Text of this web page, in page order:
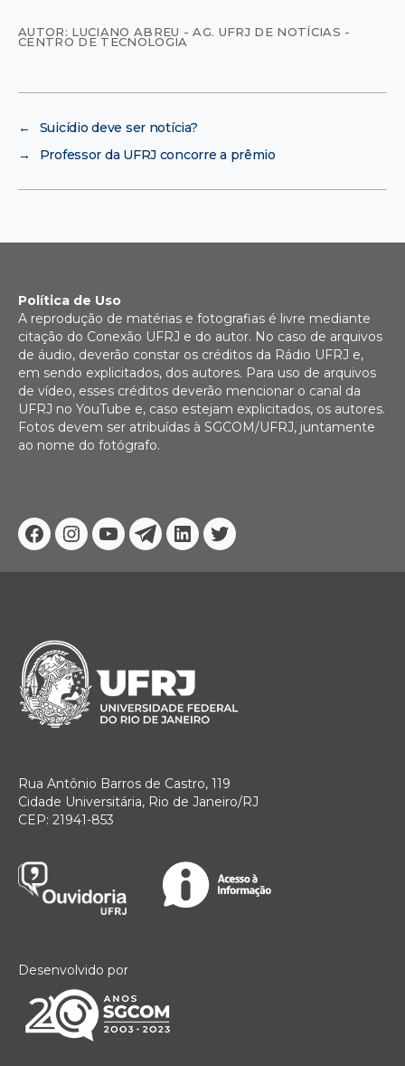
AUTOR: LUCIANO ABREU - AG. UFRJ DE NOTÍCIAS -
CENTRO DE TECNOLOGIA
←
Suicídio deve ser notícia?
→
Professor da UFRJ concorre a prêmio
Facebook
Instagram
YoutubeTelegram
Linkedin
Twitter
Política de Uso
A reprodução de matérias e fotografias é livre mediante
citação do Conexão UFRJ e do autor. No caso de arquivos
de áudio, deverão constar os créditos da Rádio UFRJ e,
em sendo explicitados, dos autores. Para uso de arquivos
de vídeo, esses créditos deverão mencionar o canal da
UFRJ no YouTube e, caso estejam explicitados, os autores.
Fotos devem ser atribuídas à SGCOM/UFRJ, juntamente
ao nome do fotógrafo.
Rua Antônio Barros de Castro, 119
Cidade Universitária, Rio de Janeiro/RJ
CEP: 21941-853
Desenvolvido por